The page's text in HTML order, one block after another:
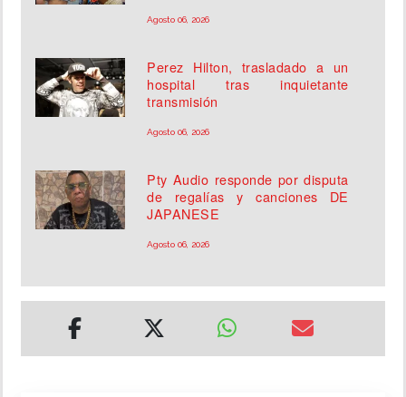
Agosto 06, 2026
Perez Hilton, trasladado a un
hospital tras inquietante
transmisión
Agosto 06, 2026
Pty Audio responde por disputa
de regalías y canciones DE
JAPANESE
Agosto 06, 2026